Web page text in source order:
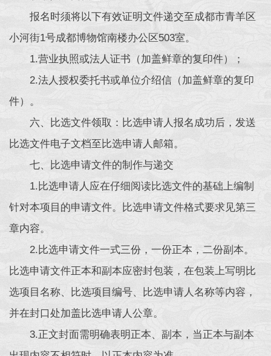
报名时须将以下有效证明文件递交至成都市青羊区
小河街1号成都博物馆南楼办公区503室。
1.营业执照或法人证书（加盖鲜章的复印件）；
2.法人授权委托书或单位介绍信（加盖鲜章的复印
件）。
六、比选文件领取：比选申请人报名成功后，发送
比选文件电子文档至比选申请人邮箱。
七、比选申请文件的制作与递交
1.比选申请人应在仔细阅读比选文件的基础上编制
针对本项目的申请文件。比选申请文件格式要求见第三
章内容。
2.比选申请文件一式三份，一份正本，二份副本。
比选申请文件正本和副本应密封包装，在包装上写明比
选项目名称、比选项目编号、比选申请人名称等内容，
并在封口处加盖比选申请人公章。
3.正文封面需明确表明正本、副本，当正本与副本